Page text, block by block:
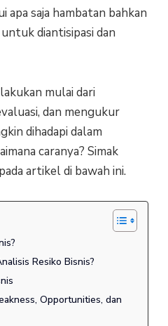
apa saja hambatan bahkan
diantisipasi dan
mulai dari
dan mengukur
dihadapi dalam
caranya? Simak
artikel di bawah ini.
Resiko Bisnis?
Opportunities, dan